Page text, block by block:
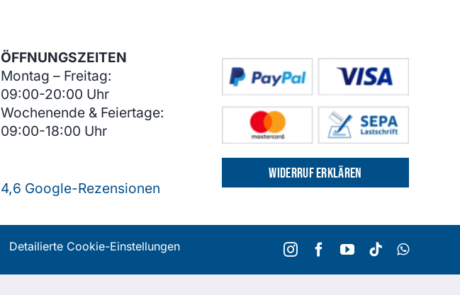
ÖFFNUNGSZEITEN
Montag – Freitag:
09:00-20:00 Uhr
Wochenende & Feiertage:
09:00-18:00 Uhr
4,6 Google-Rezensionen
Widerruf erklären
Detailierte Cookie-Einstellungen